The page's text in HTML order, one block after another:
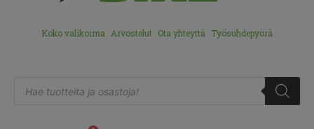
Koko valikoima Arvostelut Ota yhteyttä Työsuhdepyörä